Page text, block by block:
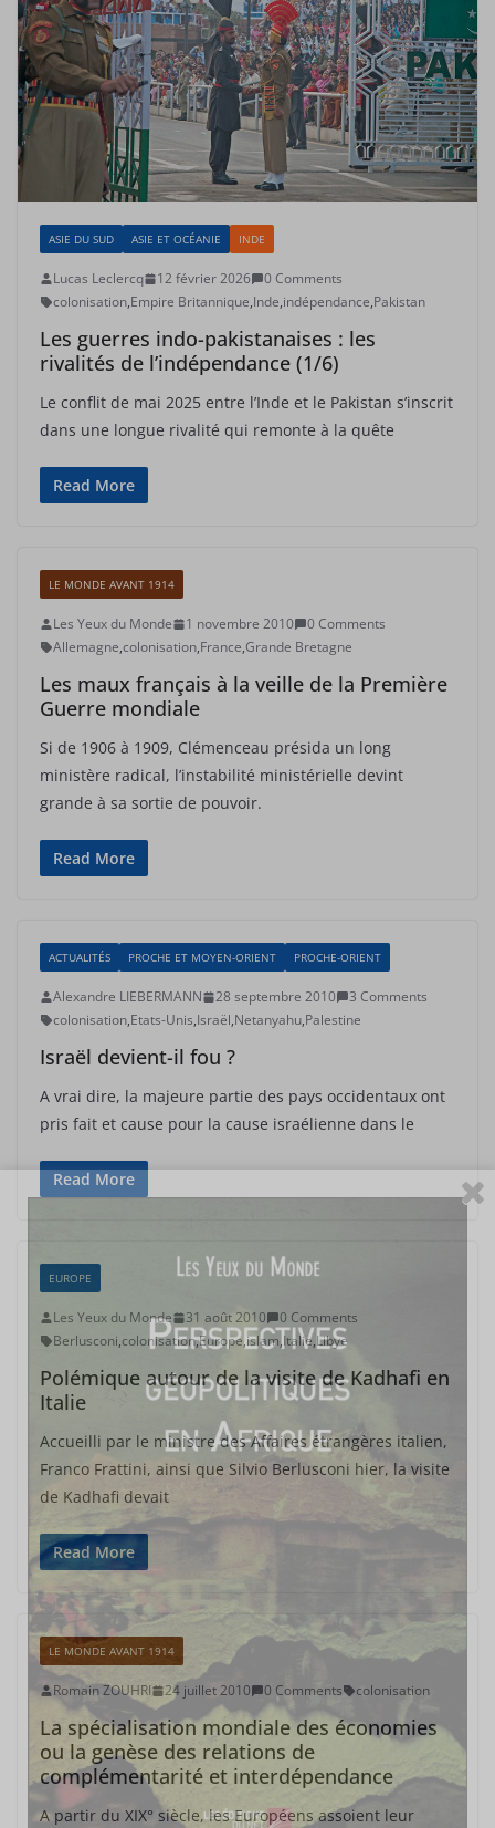
ASIE DU SUD ASIE ET OCÉANIE INDE
Lucas Leclercq 12 février 2026
0 Comments
colonisation,Empire Britannique,Inde,indépendance,Pakistan
Les guerres indo-pakistanaises : les
rivalités de l’indépendance (1/6)
Le conflit de mai 2025 entre l’Inde et le Pakistan s’inscrit
dans une longue rivalité qui remonte à la quête
Read More
LE MONDE AVANT 1914
Les Yeux du Monde 1 novembre 2010
0 Comments
Allemagne,colonisation,France,Grande Bretagne
Les maux français à la veille de la Première
Guerre mondiale
Si de 1906 à 1909, Clémenceau présida un long
ministère radical, l’instabilité ministérielle devint
grande à sa sortie de pouvoir.
Read More
ACTUALITÉS PROCHE ET MOYEN-ORIENT PROCHE-ORIENT
Alexandre LIEBERMANN 28 septembre 2010
3 Comments
colonisation,Etats-Unis,Israël,Netanyahu,Palestine
Israël devient-il fou ?
A vrai dire, la majeure partie des pays occidentaux ont
pris fait et cause pour la cause israélienne dans le
Read More
EUROPE
Les Yeux du Monde 31 août 2010
0 Comments
Berlusconi,colonisation,Europe,islam,Italie,Libye
Polémique autour de la visite de Kadhafi en
Italie
Accueilli par le ministre des Affaires étrangères italien,
Franco Frattini, ainsi que Silvio Berlusconi hier, la visite
de Kadhafi devait
Read More
LE MONDE AVANT 1914
Romain ZOUHRI 24 juillet 2010 0 Comments colonisation
La spécialisation mondiale des économies
ou la genèse des relations de
complémentarité et interdépendance
A partir du XIX° siècle, les Européens assoient leur